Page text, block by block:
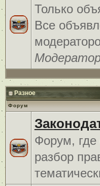
Только
Все
Разное
Форум
Форум, где
разбор